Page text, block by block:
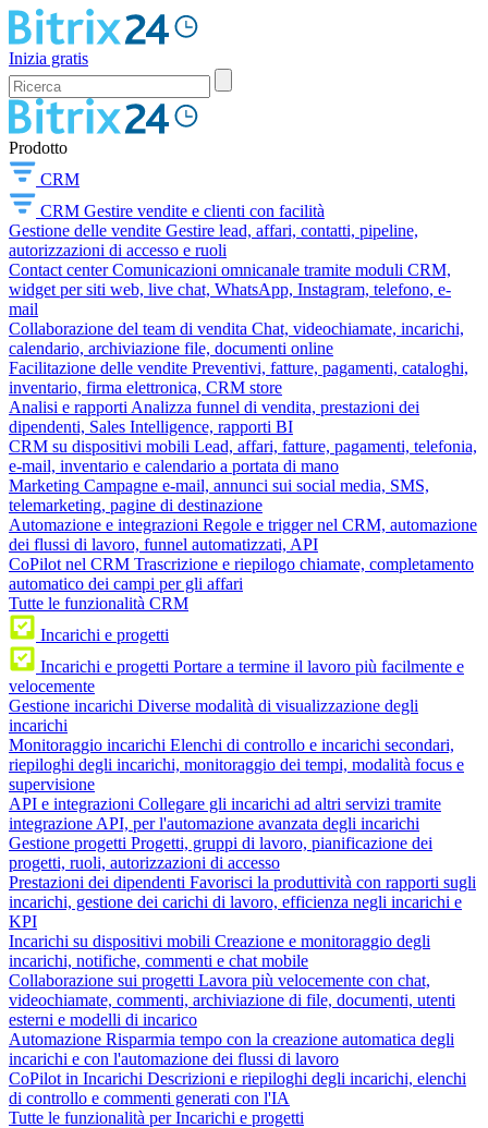
Inizia gratis
Prodotto
CRM
CRM Gestire vendite e clienti con facilità
Gestione delle vendite Gestire lead, affari, contatti, pipeline,
autorizzazioni di accesso e ruoli
Contact center Comunicazioni omnicanale tramite moduli CRM,
widget per siti web, live chat, WhatsApp, Instagram, telefono, e-
mail
Collaborazione del team di vendita Chat, videochiamate, incarichi,
calendario, archiviazione file, documenti online
Facilitazione delle vendite Preventivi, fatture, pagamenti, cataloghi,
inventario, firma elettronica, CRM store
Analisi e rapporti Analizza funnel di vendita, prestazioni dei
dipendenti, Sales Intelligence, rapporti BI
CRM su dispositivi mobili Lead, affari, fatture, pagamenti, telefonia,
e-mail, inventario e calendario a portata di mano
Marketing Campagne e-mail, annunci sui social media, SMS,
telemarketing, pagine di destinazione
Automazione e integrazioni Regole e trigger nel CRM, automazione
dei flussi di lavoro, funnel automatizzati, API
CoPilot nel CRM Trascrizione e riepilogo chiamate, completamento
automatico dei campi per gli affari
Tutte le funzionalità CRM
Incarichi e progetti
Incarichi e progetti Portare a termine il lavoro più facilmente e
velocemente
Gestione incarichi Diverse modalità di visualizzazione degli
incarichi
Monitoraggio incarichi Elenchi di controllo e incarichi secondari,
riepiloghi degli incarichi, monitoraggio dei tempi, modalità focus e
supervisione
API e integrazioni Collegare gli incarichi ad altri servizi tramite
integrazione API, per l'automazione avanzata degli incarichi
Gestione progetti Progetti, gruppi di lavoro, pianificazione dei
progetti, ruoli, autorizzazioni di accesso
Prestazioni dei dipendenti Favorisci la produttività con rapporti sugli
incarichi, gestione dei carichi di lavoro, efficienza negli incarichi e
KPI
Incarichi su dispositivi mobili Creazione e monitoraggio degli
incarichi, notifiche, commenti e chat mobile
Collaborazione sui progetti Lavora più velocemente con chat,
videochiamate, commenti, archiviazione di file, documenti, utenti
esterni e modelli di incarico
Automazione Risparmia tempo con la creazione automatica degli
incarichi e con l'automazione dei flussi di lavoro
CoPilot in Incarichi Descrizioni e riepiloghi degli incarichi, elenchi
di controllo e commenti generati con l'IA
Tutte le funzionalità per Incarichi e progetti